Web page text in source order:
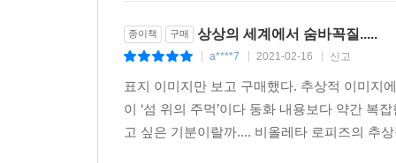
종이책 구매 상상의 세계에서 숨바꼭질.....
a****7 2021-02-16 신고
표지 이미지만 보고 구매했다. 추상적 이미지
이 ‘섬 위의 주먹’이다 동화 내용보다 약간 복
고 싶은 기분이랄까.... 비올레타 로피즈의 추